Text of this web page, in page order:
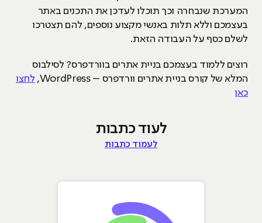
המערכת שנבחרה וכך תוכלו לעדכן את התכנים באתר
בעצמכם וללא תלות באנשי מקצוע נוספים, להם תצטרכו
לשלם כסף על העבודה הזאת.
רוצים ללמוד בעצמכם בניית אתרים בוורדפרס? לסילבוס
המלא של קורס בניית אתרים וורדפרס – WordPress,
לחצו
כאן
לעוד כתבות
לעמוד כתבות